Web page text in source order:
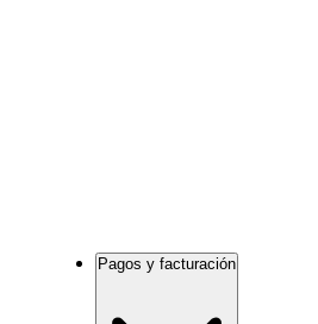
Pagos y facturación